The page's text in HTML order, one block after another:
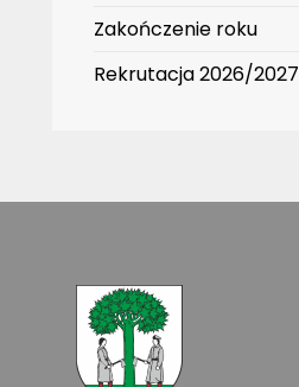
Zakończenie roku
Rekrutacja 2026/2027